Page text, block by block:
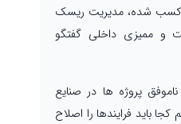
کسب شده، مدیریت ریسک
و ممیزی داخلی گفتگو
پروژه ها در صنایع
باید فرایندها را اصلاح